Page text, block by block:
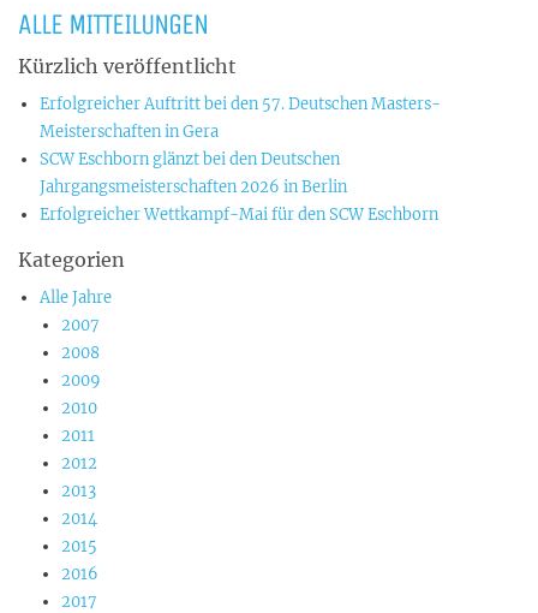
ALLE MITTEILUNGEN
Kürzlich veröffentlicht
Erfolgreicher Auftritt bei den 57. Deutschen Masters-
Meisterschaften in Gera
SCW Eschborn glänzt bei den Deutschen
Jahrgangsmeisterschaften 2026 in Berlin
Erfolgreicher Wettkampf-Mai für den SCW Eschborn
Kategorien
Alle Jahre
2007
2008
2009
2010
2011
2012
2013
2014
2015
2016
2017